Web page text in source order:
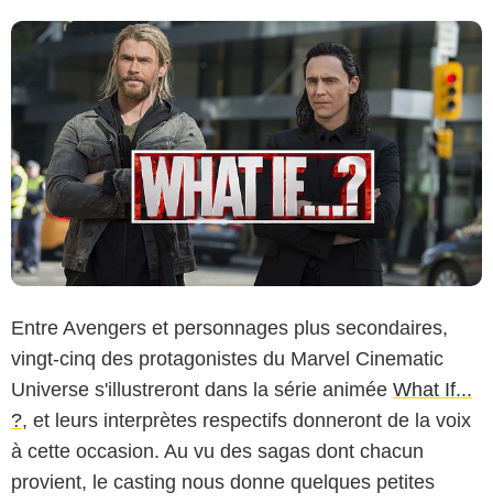
Entre Avengers et personnages plus secondaires,
vingt-cinq des protagonistes du Marvel Cinematic
Universe s'illustreront dans la série animée What If...
?, et leurs interprètes respectifs donneront de la voix
à cette occasion. Au vu des sagas dont chacun
provient, le casting nous donne quelques petites